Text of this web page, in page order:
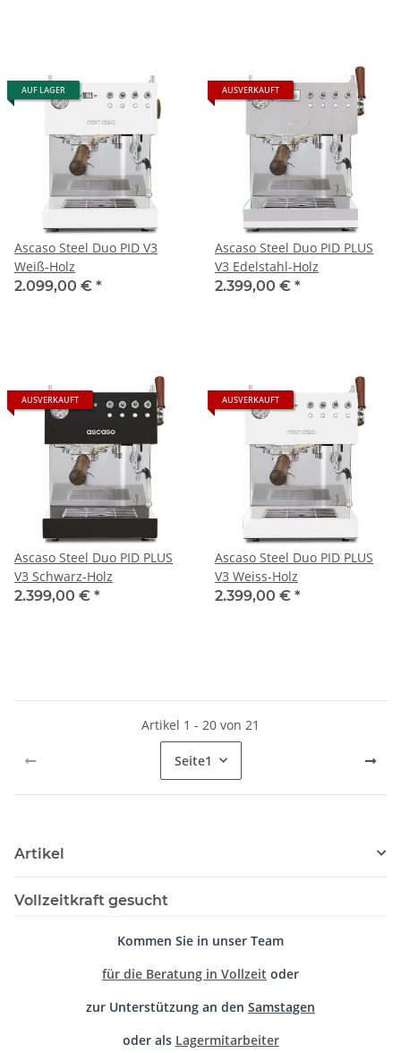
AUF LAGER
Ascaso Steel Duo PID V3
Weiß-Holz
2.099,00 € *
AUSVERKAUFT
Ascaso Steel Duo PID PLUS
V3 Edelstahl-Holz
2.399,00 € *
AUSVERKAUFT
Ascaso Steel Duo PID PLUS
V3 Schwarz-Holz
2.399,00 € *
AUSVERKAUFT
Ascaso Steel Duo PID PLUS
V3 Weiss-Holz
2.399,00 € *
Artikel 1 - 20 von 21
Seite1
Artikel
Vollzeitkraft gesucht
Kommen Sie in unser Team
für die Beratung in Vollzeit oder
zur Unterstützung an den Samstagen
oder als Lagermitarbeiter